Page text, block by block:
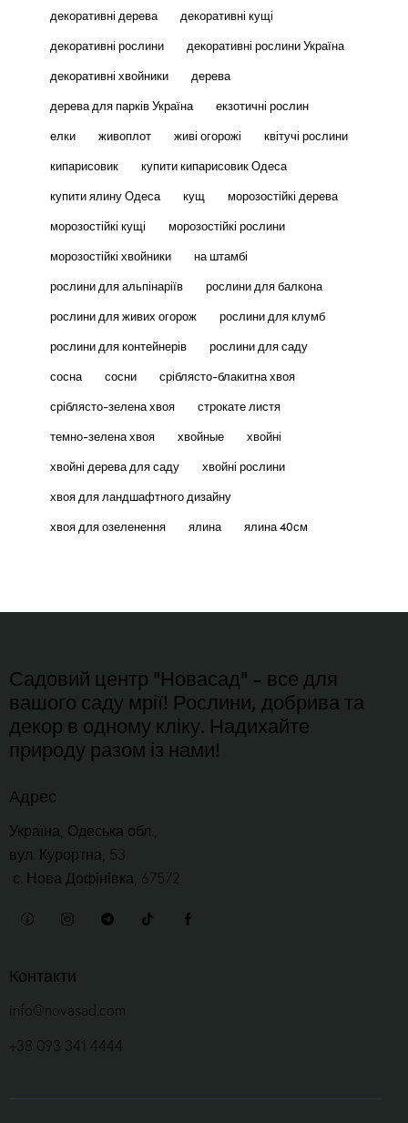
декоративні дерева
декоративні кущі
декоративні рослини
декоративні рослини Україна
декоративні хвойники
дерева
дерева для парків Україна
екзотичні рослин
елки
живоплот живі огорожі
квітучі рослини
кипарисовик
купити кипарисовик Одеса
купити ялину Одеса
кущ
морозостійкі дерева
морозостійкі кущі
морозостійкі рослини
морозостійкі хвойники
на штамбі
рослини для альпінаріїв
рослини для балкона
рослини для живих огорож
рослини для клумб
рослини для контейнерів
рослини для саду
сосна
сосни
сріблясто-блакитна хвоя
сріблясто-зелена хвоя
строкате листя
темно-зелена хвоя
хвойные
хвойні
хвойні дерева для саду
хвойні рослини
хвоя для ландшафтного дизайну
хвоя для озеленення
ялина ялина 40см
Садовий центр "Новасад" - все для
вашого саду мрії! Рослини, добрива та
декор в одному кліку. Надихайте
природу разом із нами!
Адрес
Україна, Одеська обл.,
вул. Курортна, 53
с. Нова Дофінівка, 67572
Контакти
info@novasad.com
+38 093 341 4444